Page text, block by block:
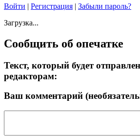
Войти | Регистрация | Забыли пароль?
Загрузка...
Сообщить об опечатке
Текст, который будет
редакторам:
Ваш комментарий